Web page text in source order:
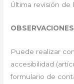
Última revisión de
Puede realizar
accesibilidad
formulario de